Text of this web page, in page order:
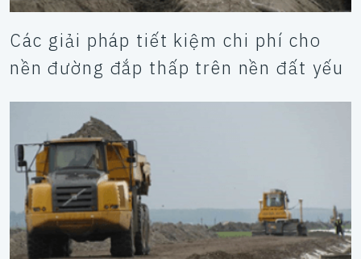
Các giải pháp tiết kiệm chi phí cho
nền đường đắp thấp trên nền đất yếu